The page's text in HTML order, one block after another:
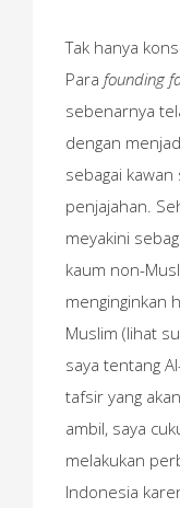
Tak hanya
Para founding
sebenarnya
dengan
sebagai
penjajahan.
meyakini
kaum non-
menginginkan
Muslim (lihat
saya tentang
tafsir yang
ambil, saya
melakukan
Indonesia